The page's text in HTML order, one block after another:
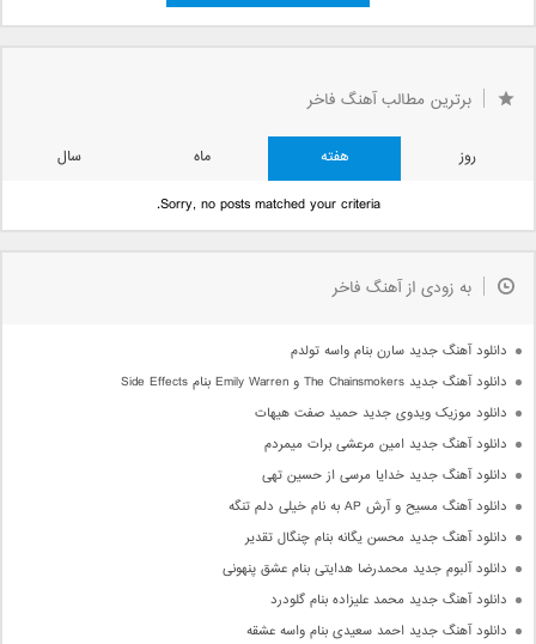
برترین مطالب آهنگ فاخر
روز هفته ماه
سال
Sorry, no posts matched your criteria.
به زودی از آهنگ فاخر
دانلود آهنگ جدید سارن بنام واسه تولدم
دانلود آهنگ جدید The Chainsmokers و Emily Warren بنام Side Effects
دانلود موزیک ویدوی جدید حمید صفت هیهات
دانلود آهنگ جدید امین مرعشی برات میمردم
دانلود آهنگ جدید خدایا مرسی از حسین تهی
دانلود آهنگ مسیح و آرش AP به نام خیلی دلم تنگه
دانلود آهنگ جدید محسن یگانه بنام چنگال تقدیر
دانلود آلبوم جدید محمدرضا هدایتی بنام عشق پنهونی
دانلود آهنگ جدید محمد علیزاده بنام گلودرد
دانلود آهنگ جدید احمد سعیدی بنام واسه عشقه